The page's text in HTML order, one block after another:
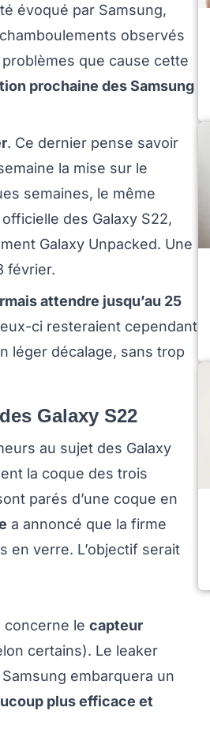
évoqué par Samsung,
observés
que cause cette
prochaine des Samsung
. Ce dernier pense savoir
la mise sur le
semaines, le même
des Galaxy S22,
Galaxy Unpacked. Une
février.
attendre jusqu’au 25
ci resteraient cependant
léger décalage, sans trop
Galaxy S22
au sujet des Galaxy
la coque des trois
parés d’une coque en
a annoncé que la firme
en verre. L’objectif serait
concerne le capteur
certains). Le leaker
embarquera un
plus efficace et